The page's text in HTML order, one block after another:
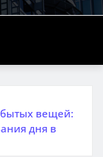
вещей:
дня в